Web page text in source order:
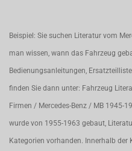
Beispiel: Sie suchen Literatur vom
man wissen, wann das Fahrzeug
Bedienungsanleitungen,
finden Sie dann unter: Fahrzeug
Firmen / Mercedes-Benz / MB 1945-
wurde von 1955-1963 gebaut,
Kategorien vorhanden. Innerhalb